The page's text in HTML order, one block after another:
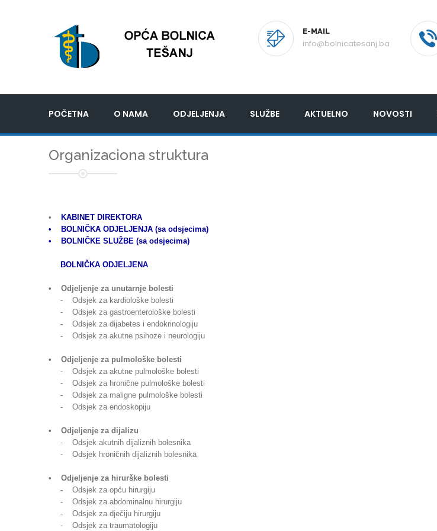
E-MAIL
info@bolnicatesanj.ba
POČETNA O NAMA ODJELJENJA SLUŽBE AKTUELNO NOVOSTI
Organizaciona struktura
•
KABINET DIREKTORA
• BOLNIČKA ODJELJENJA (sa odsjecima)
• BOLNIČKE SLUŽBE (sa odsjecima)
BOLNIČKA ODJELJENA
• Odjeljenje za unutarnje bolesti
- Odsjek za kardiološke bolesti
- Odsjek za gastroenterološke bolesti
- Odsjek za dijabetes i endokrinologiju
- Odsjek za akutne psihoze i neurologiju
• Odjeljenje za pulmološke bolesti
- Odsjek za akutne pulmološke bolesti
- Odsjek za hronične pulmološke bolesti
- Odsjek za maligne pulmološke bolesti
- Odsjek za endoskopiju
• Odjeljenje za dijalizu
- Odsjek akutnih dijaliznih bolesnika
- Odsjek hroničnih dijaliznih bolesnika
• Odjeljenje za hirurške bolesti
- Odsjek za opću hirurgiju
- Odsjek za abdominalnu hirurgiju
- Odsjek za dječiju hirurgiju
- Odsjek za traumatologiju